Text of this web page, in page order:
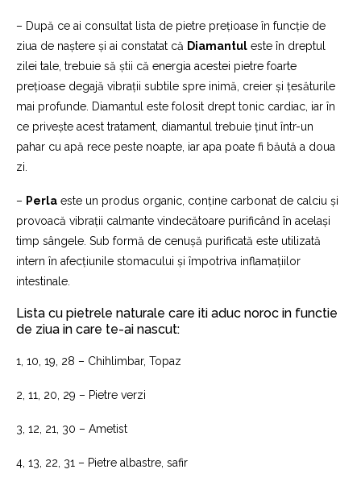
– După ce ai consultat lista de pietre prețioase în funcție de
ziua de naștere și ai constatat că Diamantul este în dreptul
zilei tale, trebuie să știi că energia acestei pietre foarte
prețioase degajă vibrații subtile spre inimă, creier și țesăturile
mai profunde. Diamantul este folosit drept tonic cardiac, iar în
ce privește acest tratament, diamantul trebuie ținut într-un
pahar cu apă rece peste noapte, iar apa poate fi băută a doua
zi.
– Perla este un produs organic, conține carbonat de calciu și
provoacă vibrații calmante vindecătoare purificând în același
timp sângele. Sub formă de cenușă purificată este utilizată
intern în afecțiunile stomacului și împotriva inflamațiilor
intestinale.
Lista cu pietrele naturale care iti aduc noroc in functie
de ziua in care te-ai nascut:
1, 10, 19, 28 – Chihlimbar, Topaz
2, 11, 20, 29 – Pietre verzi
3, 12, 21, 30 – Ametist
4, 13, 22, 31 – Pietre albastre, safir